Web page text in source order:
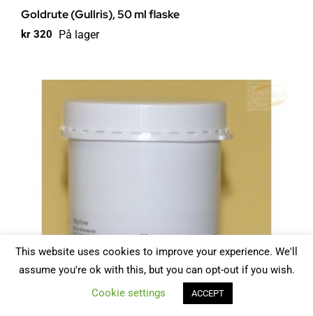
Goldrute (Gullris), 50 ml flaske
kr 320 På lager
This website uses cookies to improve your experience. We'll
assume you're ok with this, but you can opt-out if you wish.
Cookie settings
ACCEPT